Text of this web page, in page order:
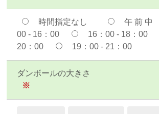
時間指定なし 午 前 中
00 - 16：00
16：00 - 18：00
20：00
19：00 - 21：00
ダンボールの大きさ
※